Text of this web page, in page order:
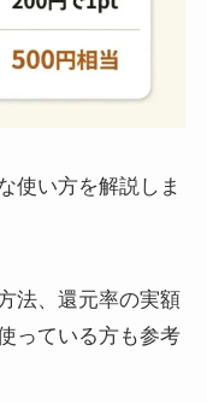
使い方を解説しま
法、還元率の実額
っている方も参考